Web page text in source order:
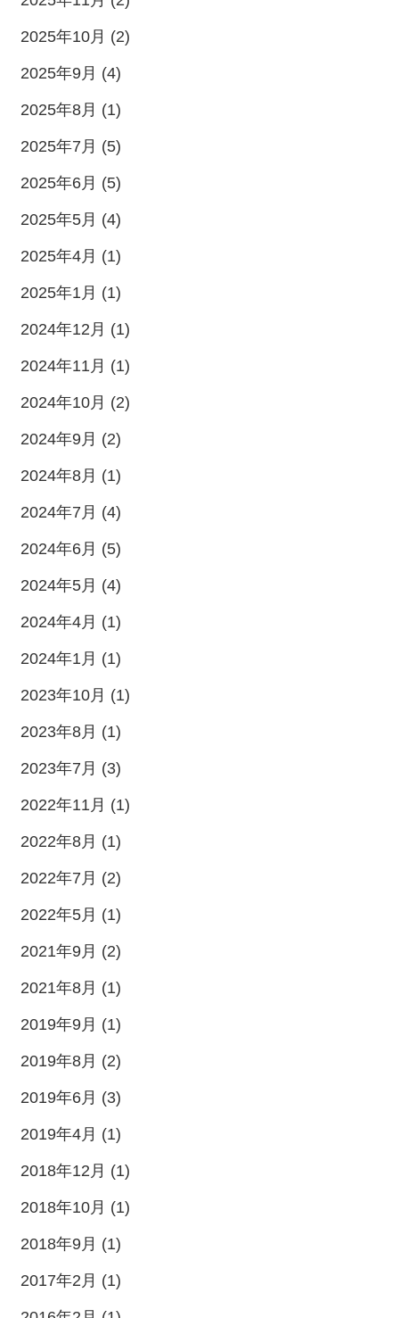
2025年10月 (2)
2025年9月 (4)
2025年8月 (1)
2025年7月 (5)
2025年6月 (5)
2025年5月 (4)
2025年4月 (1)
2025年1月 (1)
2024年12月 (1)
2024年11月 (1)
2024年10月 (2)
2024年9月 (2)
2024年8月 (1)
2024年7月 (4)
2024年6月 (5)
2024年5月 (4)
2024年4月 (1)
2024年1月 (1)
2023年10月 (1)
2023年8月 (1)
2023年7月 (3)
2022年11月 (1)
2022年8月 (1)
2022年7月 (2)
2022年5月 (1)
2021年9月 (2)
2021年8月 (1)
2019年9月 (1)
2019年8月 (2)
2019年6月 (3)
2019年4月 (1)
2018年12月 (1)
2018年10月 (1)
2018年9月 (1)
2017年2月 (1)